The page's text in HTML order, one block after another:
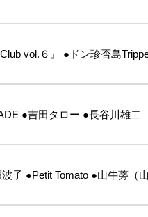
vol.６』 ●ドン珍否島
●吉田タロー ●長谷川雄二
子 ●Petit Tomato ●山牛蒡（